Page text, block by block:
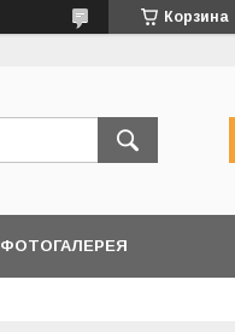
Корзина
ФОТОГАЛЕРЕЯ